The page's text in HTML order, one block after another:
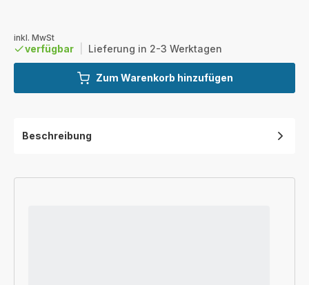
inkl. MwSt
verfügbar Lieferung in 2-3 Werktagen
Zum Warenkorb hinzufügen
Beschreibung